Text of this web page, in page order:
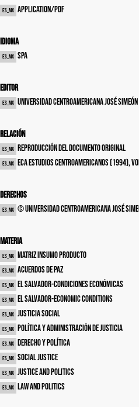
es_MX application/pdf
Idioma
es_MX spa
Editor
es_MX Universidad Centroamericana José Simeón
Relación
es_MX Reproducción del documento original
es_MX ECA estudios centroamericanos (1994),
Derechos
es_MX © Universidad Centroamericana José
Materia
es_MX Matriz insumo producto
es_MX Acuerdos de paz
es_MX El Salvador-Condiciones económicas
es_MX El Salvador-Economic conditions
es_MX Justicia social
es_MX Política y administración de justicia
es_MX Derecho y política
es_MX Social justice
es_MX Justice and politics
es_MX Law and politics